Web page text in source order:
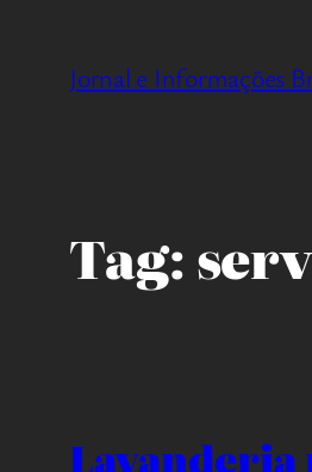
Jornal e Informações
Tag:
Lavanderia